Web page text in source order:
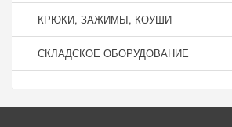
КРЮКИ, ЗАЖИМЫ, КОУШИ
СКЛАДСКОЕ ОБОРУДОВАНИЕ